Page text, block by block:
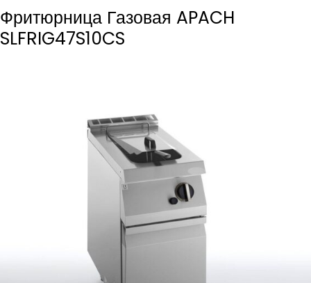
Фритюрница Газовая APACH
SLFRIG47S10CS